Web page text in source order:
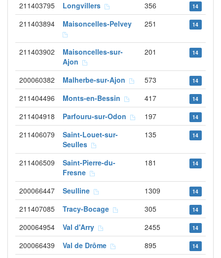
211403795 Longvillers 356 14
211403894 Maisoncelles-Pelvey 251 14
211403902
Maisoncelles-sur-
Ajon
201 14
200060382 Malherbe-sur-Ajon 573 14
211404496 Monts-en-Bessin 417 14
211404918 Parfouru-sur-Odon 197 14
211406079
Saint-Louet-sur-
Seulles
135 14
211406509
Saint-Pierre-du-
Fresne
181 14
200066447 Seulline 1309 14
211407085 Tracy-Bocage 305 14
200064954 Val d'Arry 2455 14
200066439 Val de Drôme 895 14